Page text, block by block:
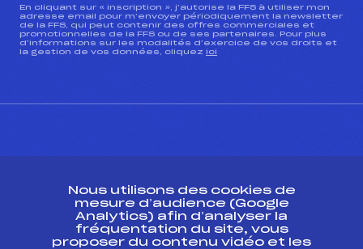
En cliquant sur « inscription », j’autorise la FFS à utiliser mon
adresse email pour m’envoyer périodiquement la newsletter
de la FFS, qui peut contenir des offres commerciales et
promotionnelles de la FFS ou de ses partenaires. Pour plus
d’informations sur les modalités d’exercice de vos droits et
la gestion de vos données, cliquez ici
Ressources
Nous utilisons des cookies de
mesure d’audience (Google
Analytics) afin d’analyser la
fréquentation du site, vous
proposer du contenu vidéo et les